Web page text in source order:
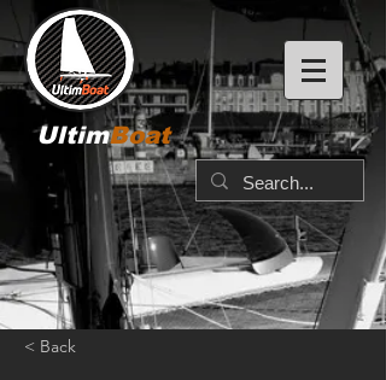
UltimBoat
< Back